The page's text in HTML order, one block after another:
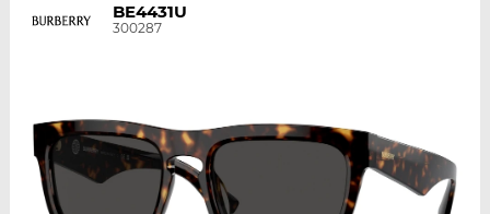
BE4431U
300287